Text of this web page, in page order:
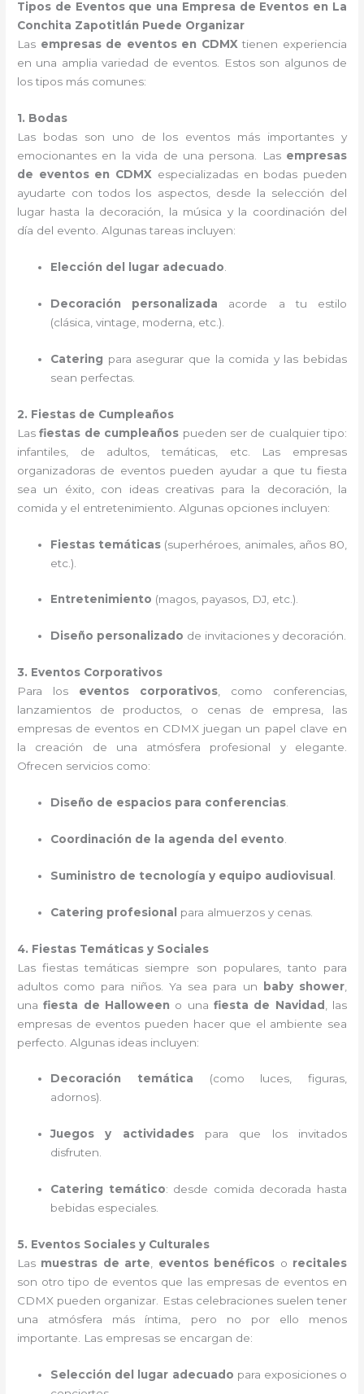
Tipos de Eventos que una Empresa de Eventos en La
Conchita Zapotitlán Puede Organizar
Las empresas de eventos en CDMXtienen experiencia
en una amplia variedad de eventos. Estos son algunos de
los tipos más comunes:
1. Bodas
Las bodas son uno de los eventos más importantes y
emocionantes en la vida de una persona. Las empresas
de eventos en CDMX especializadas en bodas pueden
ayudarte con todos los aspectos, desde la selección del
lugar hasta la decoración, la música y la coordinación del
día del evento. Algunas tareas incluyen:
Elección del lugar adecuado
Decoración personalizada acorde a tu estilo
(clásica, vintage, moderna, etc.).
Catering para asegurar que la comida y las bebidas
sean perfectas.
2. Fiestas de Cumpleaños
Lasfiestas de cumpleaños pueden ser de cualquier tipo:
infantiles, de adultos, temáticas, etc. Las empresas
organizadoras de eventos pueden ayudar a que tu fiesta
sea un éxito, con ideas creativas para la decoración, la
comida y el entretenimiento. Algunas opciones incluyen:
Fiestas temáticas (superhéroes, animales, años 80,
etc.).
Entretenimiento (magos, payasos, DJ, etc.).
Diseño personalizado de invitaciones y decoración.
3. Eventos Corporativos
Para los eventos corporativos , como conferencias,
lanzamientos de productos, o cenas de empresa, las
empresas de eventos en CDMX juegan un papel clave en
la creación de una atmósfera profesional y elegante.
Ofrecen servicios como:
Diseño de espacios para conferencias
Coordinación de la agenda del evento
Suministro de tecnología y equipo audiovisual
Catering profesional para almuerzos y cenas.
4. Fiestas Temáticas y Sociales
Las fiestas temáticas siempre son populares, tanto para
adultos como para niños. Ya sea para un baby shower,
unafiesta de Halloween o una fiesta de Navidad , las
empresas de eventos pueden hacer que el ambiente sea
perfecto. Algunas ideas incluyen:
Decoración temática (como luces, figuras,
adornos).
Juegos y actividadespara que los invitados
disfruten.
Catering temático: desde comida decorada hasta
bebidas especiales.
5. Eventos Sociales y Culturales
Las muestras de arte eventos benéficos o recitales
son otro tipo de eventos que las empresas de eventos en
CDMX pueden organizar. Estas celebraciones suelen tener
una atmósfera más íntima, pero no por ello menos
importante. Las empresas se encargan de:
Selección del lugar adecuado para exposiciones o